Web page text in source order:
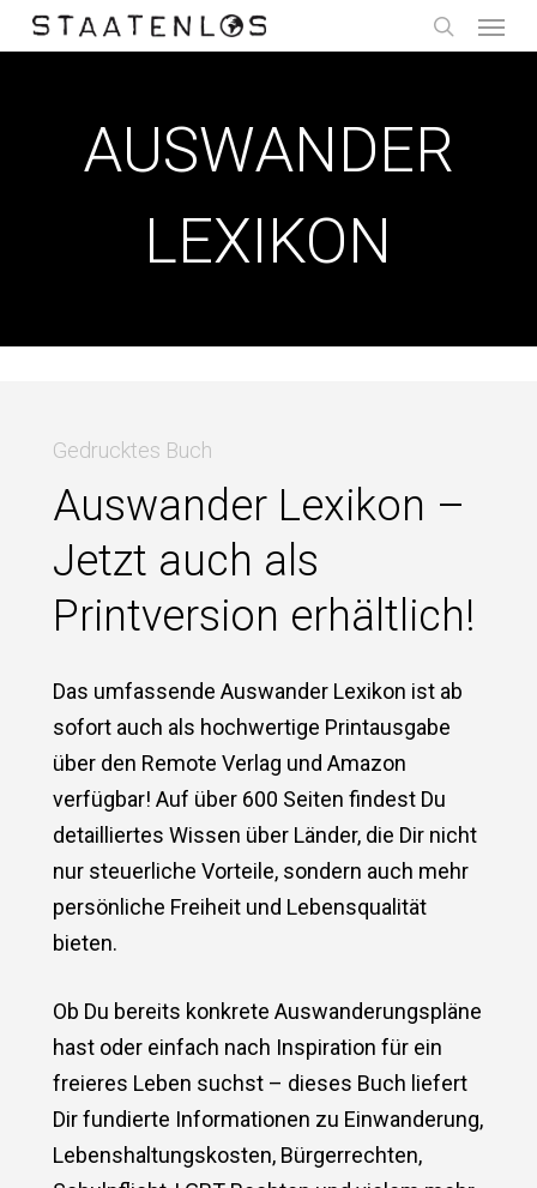
Skip
to
search
AUSWANDER
LEXIKON
Gedrucktes Buch
Auswander Lexikon –
Jetzt auch als
Printversion erhältlich!
Das umfassende Auswander Lexikon ist ab
sofort auch als hochwertige Printausgabe
über den Remote Verlag und Amazon
verfügbar! Auf über 600 Seiten findest Du
detailliertes Wissen über Länder, die Dir nicht
nur steuerliche Vorteile, sondern auch mehr
persönliche Freiheit und Lebensqualität
bieten.
Ob Du bereits konkrete Auswanderungspläne
hast oder einfach nach Inspiration für ein
freieres Leben suchst – dieses Buch liefert
Dir fundierte Informationen zu Einwanderung,
Lebenshaltungskosten, Bürgerrechten,